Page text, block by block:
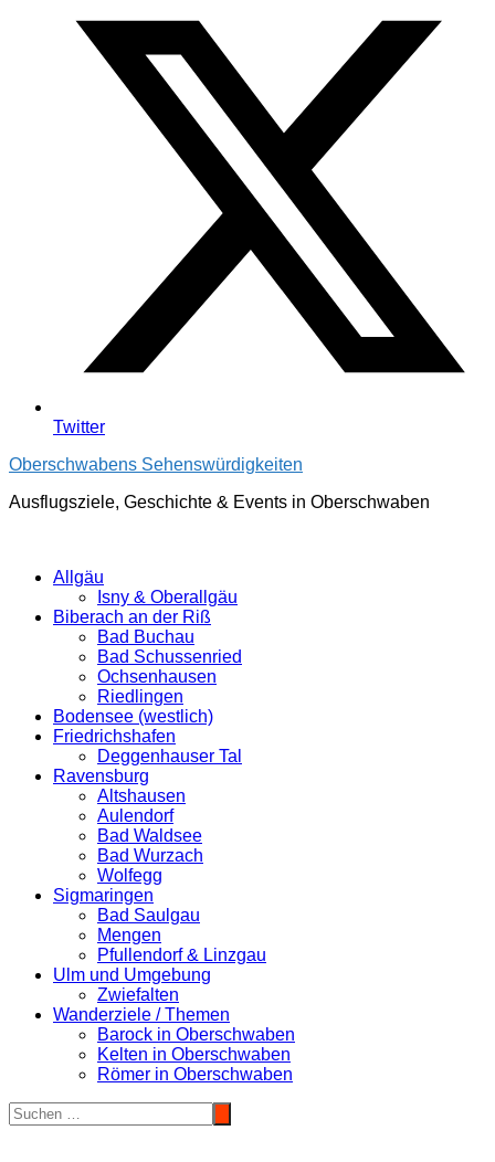
Twitter
Oberschwabens Sehenswürdigkeiten
Ausflugsziele, Geschichte & Events in Oberschwaben
Allgäu
Isny & Oberallgäu
Biberach an der Riß
Bad Buchau
Bad Schussenried
Ochsenhausen
Riedlingen
Bodensee (westlich)
Friedrichshafen
Deggenhauser Tal
Ravensburg
Altshausen
Aulendorf
Bad Waldsee
Bad Wurzach
Wolfegg
Sigmaringen
Bad Saulgau
Mengen
Pfullendorf & Linzgau
Ulm und Umgebung
Zwiefalten
Wanderziele / Themen
Barock in Oberschwaben
Kelten in Oberschwaben
Römer in Oberschwaben